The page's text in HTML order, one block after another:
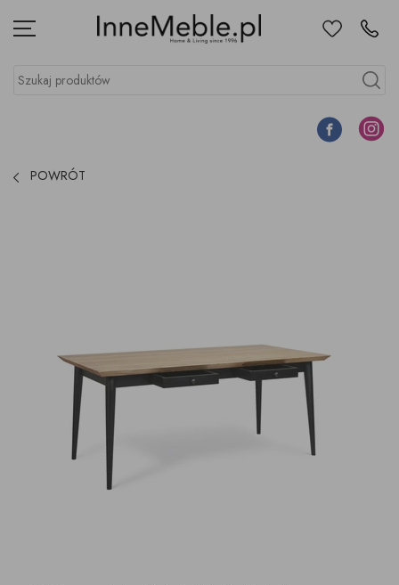
Menu UlubioneKontakt
Szukaj produktów
Szukaj
Facebook
POWRÓT